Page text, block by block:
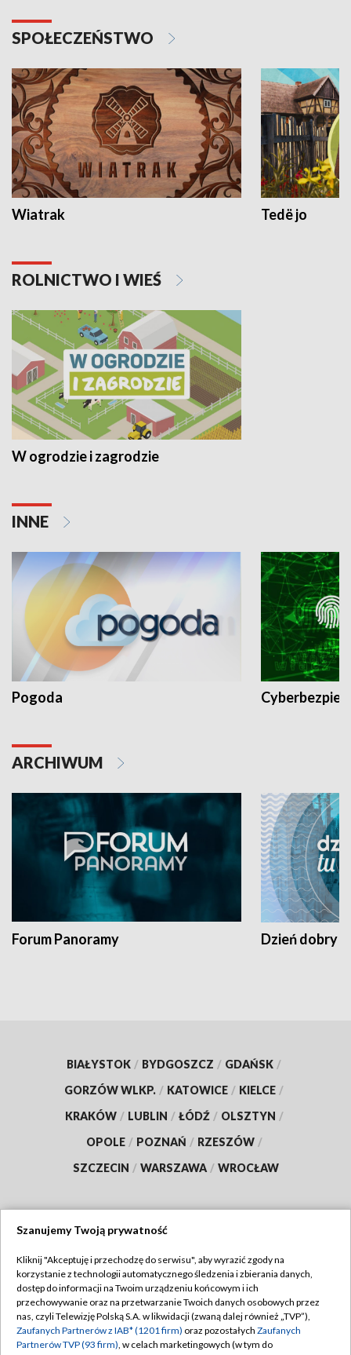
SPOŁECZEŃSTWO
Wiatrak Tedë jo
ROLNICTWO I WIEŚ
W ogrodzie i zagrodzie
INNE
Pogoda
ARCHIWUM
Forum Panoramy Dzień dobry
BIAŁYSTOK / BYDGOSZCZ / GDAŃSK /
GORZÓW WLKP. / KATOWICE / KIELCE /
KRAKÓW / LUBLIN / ŁÓDŹ / OLSZTYN /
OPOLE / POZNAŃ / RZESZÓW /
SZCZECIN / WARSZAWA / WROCŁAW
TVP
Abonament TVP
Emisja w TVP
Regulamin TVP
Polityka prywatności
Szanujemy Twoją prywatność
Kliknij "Akceptuję i przechodzę do serwisu", aby wyrazić zgody na
korzystanie z technologii automatycznego śledzenia i zbierania danych,
dostęp do informacji na Twoim urządzeniu końcowym i ich
przechowywanie oraz na przetwarzanie Twoich danych osobowych przez
nas, czyli Telewizję Polską S.A. w likwidacji (zwaną dalej również „TVP”),
Zaufanych Partnerów z IAB* (1201 firm) oraz pozostałych Zaufanych
Partnerów TVP (93 firm), w celach marketingowych (w tym do